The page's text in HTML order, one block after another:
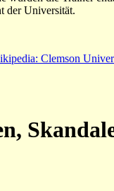
der Universität.
Clemson